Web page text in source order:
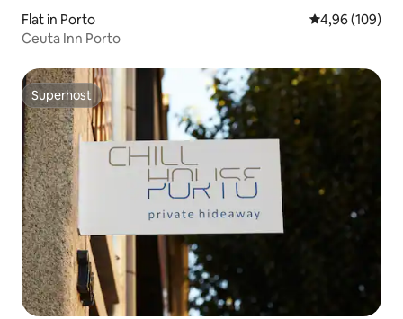
Flat in Porto Gemiddelde
4,96 (109)
Ceuta Inn Porto
Superhost
Superhost